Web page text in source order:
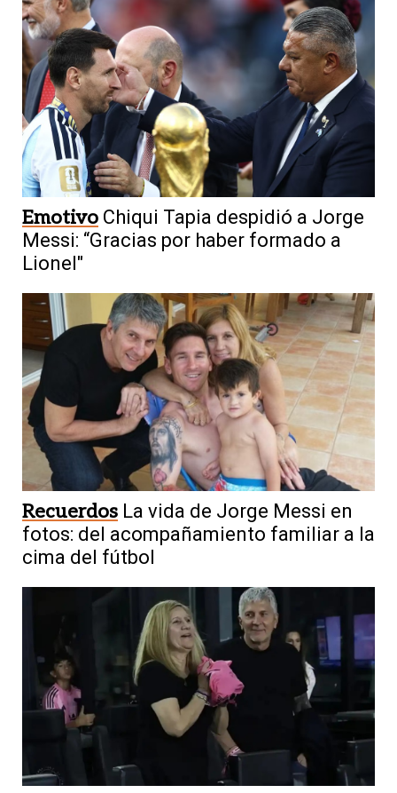
Emotivo Chiqui Tapia despidió a Jorge
Messi: “Gracias por haber formado a
Lionel"
Recuerdos La vida de Jorge Messi en
fotos: del acompañamiento familiar a la
cima del fútbol